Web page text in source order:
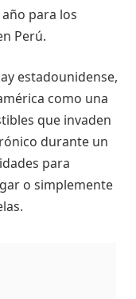
para los
Perú.
estadounidense,
como una
que invaden
durante un
para
o simplemente